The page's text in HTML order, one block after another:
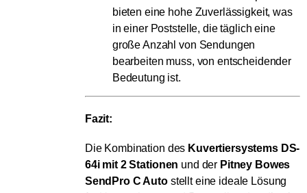
bieten eine hohe Zuverlässigkeit, was
in einer Poststelle, die täglich eine
große Anzahl von Sendungen
bearbeiten muss, von entscheidender
Bedeutung ist.
Fazit:
Die Kombination des Kuvertiersystems DS-
64i mit 2 Stationen und der Pitney Bowes
SendPro C Autostellt eine ideale Lösung